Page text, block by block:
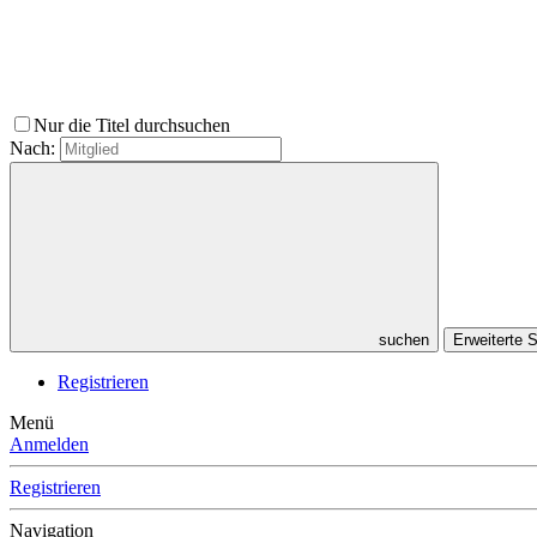
Nur die Titel durchsuchen
Nach:
suchen Erweiterte
Registrieren
Menü
Anmelden
Registrieren
Navigation